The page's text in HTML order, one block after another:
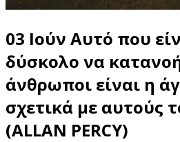
03 Ιούν Αυτό που
δύσκολο να
άνθρωποι είναι η
σχετικά με αυτούς
(ALLAN PERCY)